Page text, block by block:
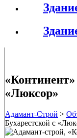
«Континент»
«Люксор»
Адамант-Строй >
Бухарестской с